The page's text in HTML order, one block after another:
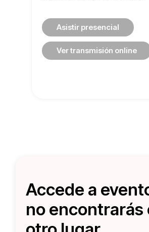
Asistir presencial
Ver transmisión online
Accede a
no encontrarás